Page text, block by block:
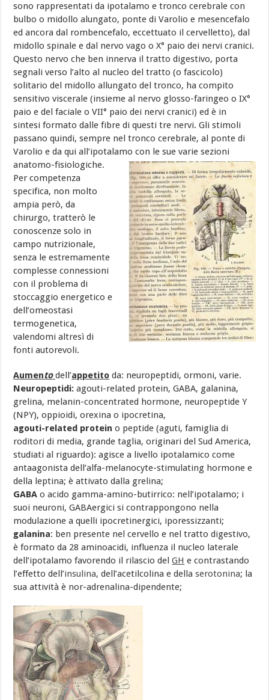
sono rappresentati da ipotalamo e tronco cerebrale con
bulbo o midollo alungato, ponte di Varolio e mesencefalo
ed ancora dal rombencefalo, eccettuato il cervelletto), dal
midollo spinale e dal nervo vago o X° paio dei nervi cranici.
Questo nervo che ben innerva il tratto digestivo, porta
segnali verso l’alto al nucleo del tratto (o fascicolo)
solitario del midollo allungato del tronco, ha compito
sensitivo viscerale (insieme al nervo glosso-faringeo o IX°
paio e del faciale o VII° paio dei nervi cranici) ed è in
sintesi formato dalle fibre di questi tre nervi. Gli stimoli
passano quindi, sempre nel tronco cerebrale, al ponte di
Varolio e da qui all’ipotalamo con le sue varie sezioni
anatomo-fisiologiche.
Per competenza
specifica, non molto
ampia però, da
chirurgo, tratterò le
conoscenze solo in
campo nutrizionale,
senza le estremamente
complesse connessioni
con il problema di
stoccaggio energetico e
dell’omeostasi
termogenetica,
valendomi altresì di
fonti autorevoli.
Aumento dell’appetito da: neuropeptidi, ormoni, varie.
Neuropeptidi:agouti-related protein, GABA, galanina,
grelina, melanin-concentrated hormone, neuropeptide Y
(NPY), oppioidi, orexina o ipocretina,
agouti-related proteino peptide (aguti, famiglia di
roditori di media, grande taglia, originari del Sud America,
studiati al riguardo): agisce a livello ipotalamico come
antaagonista dell’alfa-melanocyte-stimulating hormone e
della leptina; è attivato dalla grelina;
GABAo acido gamma-amino-butirrico: nell’ipotalamo; i
suoi neuroni, GABAergici si contrappongono nella
modulazione a quelli ipocretinergici, iporessizzanti;
galanina: ben presente nel cervello e nel tratto digestivo,
è formato da 28 aminoacidi, influenza il nucleo laterale
dell’ipotalamo favorendo il rilascio delGH e contrastando
l’effetto dell’insulina, dell’acetilcolina e dellaserotonina; la
sua attività è nor-adrenalina-dipendente;